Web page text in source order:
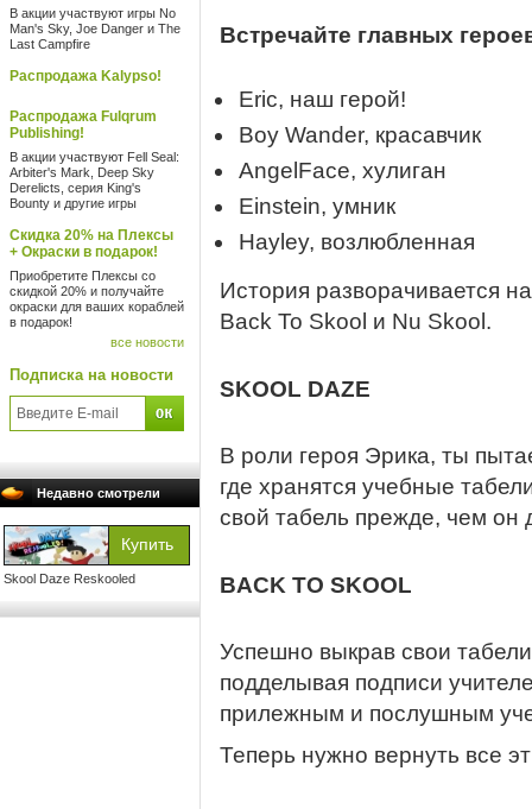
В акции участвуют игры No
Man's Sky, Joe Danger и The
Last Campfire
Распродажа Kalypso!
Распродажа Fulqrum
Publishing!
В акции участвуют Fell Seal:
Arbiter's Mark, Deep Sky
Derelicts, серия King's
Bounty и другие игры
Скидка 20% на Плексы
+ Окраски в подарок!
Приобретите Плексы со
скидкой 20% и получайте
окраски для ваших кораблей
в подарок!
все новости
Подписка на новости
Недавно смотрели
Skool Daze Reskooled
Встречайте главных
Eric, наш герой!
Boy Wander, красавчик
AngelFace, хулиган
Einstein, умник
Hayley, возлюбленная
История разворачивается
Back To Skool и Nu Skool.
SKOOL DAZE
В роли героя Эрика, ты
где хранятся учебные
свой табель прежде, чем он
BACK TO SKOOL
Успешно выкрав свои
подделывая подписи
прилежным и послушным
Теперь нужно вернуть все